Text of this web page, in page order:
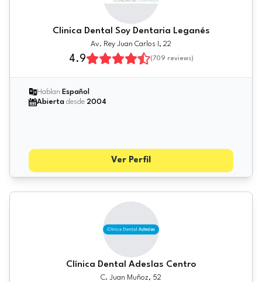
Clinica Dental Soy Dentaria Leganés
Av. Rey Juan Carlos I, 22
4.9 (709 reviews)
Hablan Español
Abierta desde 2004
Ver Perfil
Clínica Dental Adeslas Centro
C. Juan Muñoz, 52